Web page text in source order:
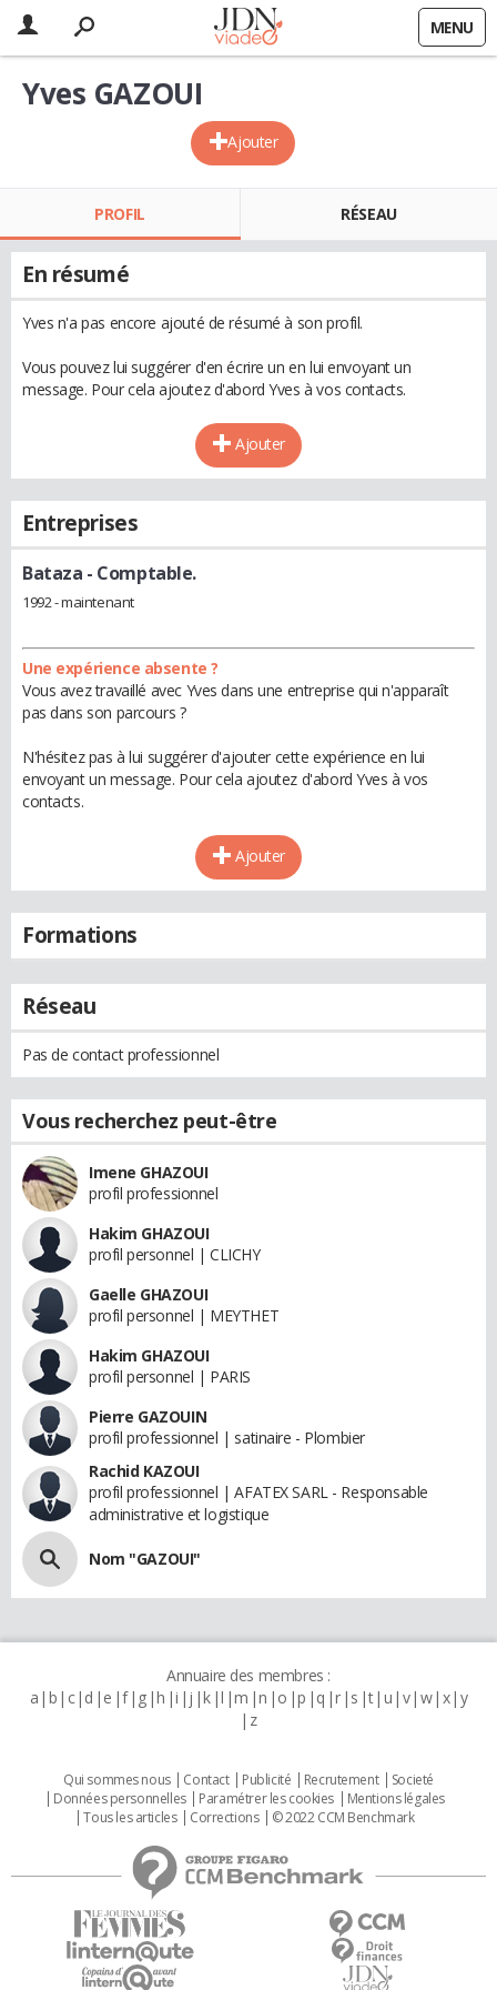
MENU
Ajouter
Yves GAZOUI
PROFIL RÉSEAU
En résumé
Yves n'a pas encore ajouté de résumé à son profil.
Vous pouvez lui suggérer d'en écrire un en lui envoyant un
message. Pour cela ajoutez d'abord Yves à vos contacts.
Ajouter
Entreprises
Bataza - Comptable.
1992 - maintenant
Une expérience absente ?
Vous avez travaillé avec Yves dans une entreprise qui n'apparaît
pas dans son parcours ?
N'hésitez pas à lui suggérer d'ajouter cette expérience en lui
envoyant un message. Pour cela ajoutez d'abord Yves à vos
contacts.
Ajouter
Formations
Réseau
Pas de contact professionnel
Vous recherchez peut-être
Imene GHAZOUI
profil professionnel
Hakim GHAZOUI
profil personnel | CLICHY
Gaelle GHAZOUI
profil personnel | MEYTHET
Hakim GHAZOUI
profil personnel | PARIS
Pierre GAZOUIN
profil professionnel | satinaire - Plombier
Rachid KAZOUI
profil professionnel | AFATEX SARL - Responsable
administrative et logistique
Nom "GAZOUI"
Annuaire des membres :
a b c d e f g h i j k l m n o p q r s t u v w x y
z
Qui sommes nous Contact Publicité Recrutement
Societé
Données personnelles
Paramétrer les cookies
Mentions légales
Tous les articles
Corrections © 2022 CCM Benchmark